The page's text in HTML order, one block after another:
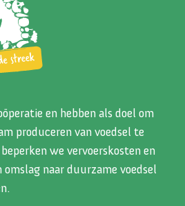
en hebben als doel om
produceren van voedsel te
we vervoerskosten en
naar duurzame voedsel